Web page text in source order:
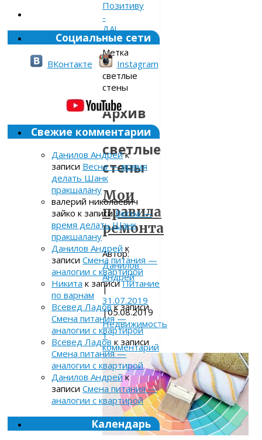
Позитиву
-
ДА!
»
Метка
»
светлые
стены
Архив
метки:
светлые
стены
Мои
правила
ремонта
Автор:
Данилов
Андрей
|
31.07.2019
|05.08.2019
Недвижимость
1
комментарий
Социальные сети
ВКонтакте Instagram
Свежие комментарии
Данилов Андрейк
записи Весна — время
делать Шанк
пракшалану
валерий николаевич
зайко к записиВесна —
время делать Шанк
пракшалану
Данилов Андрей к
записи Смена питания —
аналогии с квартирой
Никита к записиПитание
по варнам
Всевед Ладовк записи
Смена питания —
аналогии с квартирой
Всевед Ладов к записи
Смена питания —
аналогии с квартирой
Данилов Андрейк
записи Смена питания —
аналогии с квартирой
Календарь